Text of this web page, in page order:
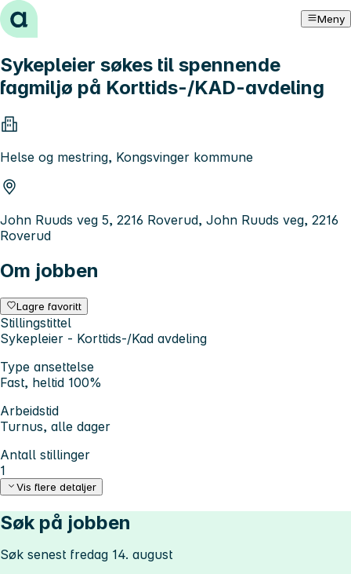
Hopp til innhold Meny
Sykepleier søkes til spennende
fagmiljø på Korttids-/KAD-avdeling
Helse og mestring, Kongsvinger kommune
John Ruuds veg 5, 2216 Roverud, John Ruuds veg, 2216
Roverud
Om jobben
Lagre favoritt
Stillingstittel
Sykepleier - Korttids-/Kad avdeling
Type ansettelse
Fast, heltid 100%
Arbeidstid
Turnus, alle dager
Antall stillinger
1
Vis flere detaljer
Søk på jobben
Søk senest fredag 14. august